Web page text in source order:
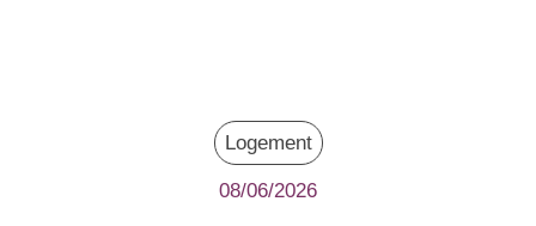
Logement
08/06/2026